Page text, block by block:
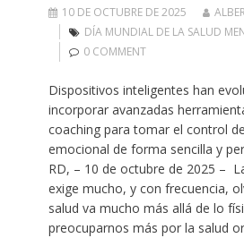
10 DE OCTUBRE DE 2025
DÍA MUNDIAL DE LA SALUD
0 COMMENT
Dispositivos inteligentes han
incorporar avanzadas
coaching para tomar el control
emocional de forma sencilla y
RD, – 10 de octubre de 2025 –
exige mucho, y con frecuencia,
salud va mucho más allá de lo
preocuparnos más por la salud